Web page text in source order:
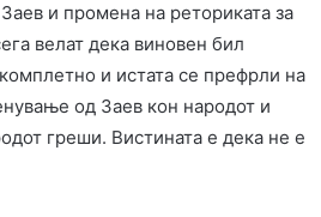
и промена на реториката за
велат дека виновен бил
и истата се префрли на
од Заев кон народот и
греши. Вистината е дека не е